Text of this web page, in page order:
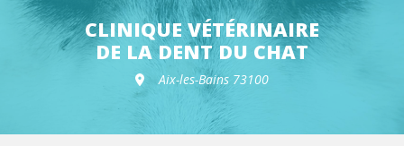
Sélection de croquettes vétérinaire
CLINIQUE VÉTÉRINAIRE
DE LA DENT DU CHAT
Aix-les-Bains 73100